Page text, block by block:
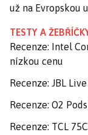
už na Evropskou
TESTY A
Recenze: Intel
nízkou cenu
Recenze: JBL
Recenze: O2
Recenze: TCL